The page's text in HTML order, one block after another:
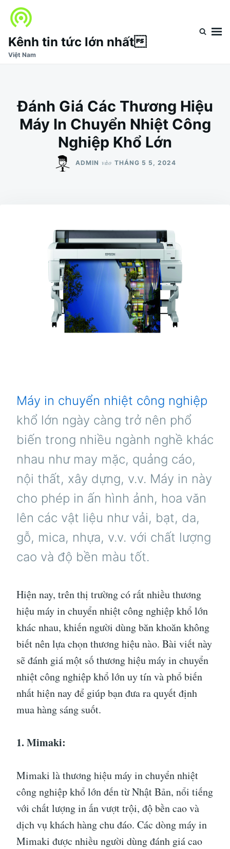
Nhảy
đến
nội
dung
Tìm
kiếm
cho:
Kênh tin tức lớn nhất
Việt Nam
Đánh Giá Các Thương Hiệu
Máy In Chuyển Nhiệt Công
Nghiệp Khổ Lớn
ADMIN vào THÁNG 5 5, 2024
Máy in chuyển nhiệt công nghiệp
khổ lớn ngày càng trở nên phổ
biến trong nhiều ngành nghề khác
nhau như may mặc, quảng cáo,
nội thất, xây dựng, v.v. Máy in này
cho phép in ấn hình ảnh, hoa văn
lên các vật liệu như vải, bạt, da,
gỗ, mica, nhựa, v.v. với chất lượng
cao và độ bền màu tốt.
Hiện nay, trên thị trường có rất nhiều thương
hiệu máy in chuyển nhiệt công nghiệp khổ lớn
khác nhau, khiến người dùng băn khoăn không
biết nên lựa chọn thương hiệu nào. Bài viết này
sẽ đánh giá một số thương hiệu máy in chuyển
nhiệt công nghiệp khổ lớn uy tín và phổ biến
nhất hiện nay để giúp bạn đưa ra quyết định
mua hàng sáng suốt.
1. Mimaki:
Mimaki là thương hiệu máy in chuyển nhiệt
công nghiệp khổ lớn đến từ Nhật Bản, nổi tiếng
với chất lượng in ấn vượt trội, độ bền cao và
dịch vụ khách hàng chu đáo. Các dòng máy in
Mimaki được nhiều người dùng đánh giá cao